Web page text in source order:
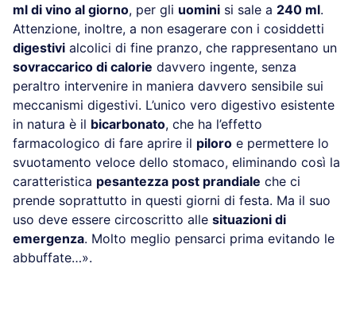
ml di vino al giorno, per gli uomini si sale a 240 ml.
Attenzione, inoltre, a non esagerare con i cosiddetti
digestivi alcolici di fine pranzo, che rappresentano un
sovraccarico di calorie davvero ingente, senza
peraltro intervenire in maniera davvero sensibile sui
meccanismi digestivi. L’unico vero digestivo esistente
in natura è il bicarbonato, che ha l’effetto
farmacologico di fare aprire il piloro e permettere lo
svuotamento veloce dello stomaco, eliminando così la
caratteristica pesantezza post prandiale che ci
prende soprattutto in questi giorni di festa. Ma il suo
uso deve essere circoscritto alle situazioni di
emergenza. Molto meglio pensarci prima evitando le
abbuffate…».